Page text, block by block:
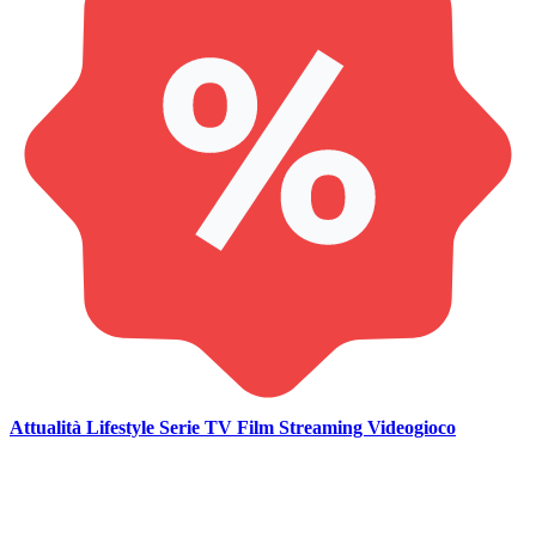
Attualità Lifestyle Serie TV Film Streaming Videogioco